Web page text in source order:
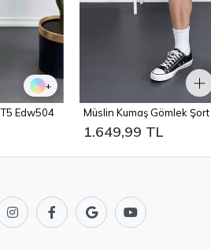
+
Edw504 Müslin Kumaş Gömlek
1.649,99 TL